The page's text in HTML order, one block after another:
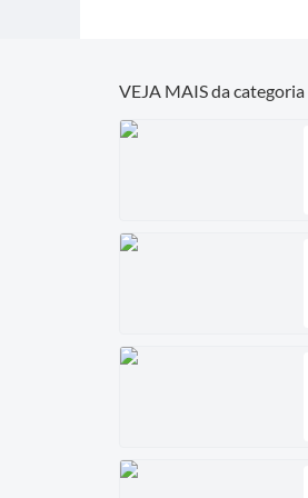
VEJA MAIS da categoria